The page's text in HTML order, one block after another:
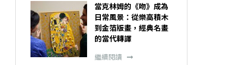
當克林姆的《吻》成為
日常風景：從樂高積木
到金箔版畫，經典名畫
的當代轉譯
繼續閱讀